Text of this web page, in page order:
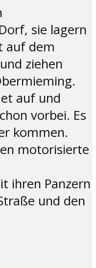
sie lagern
auf dem
ziehen
auf und
vorbei. Es
kommen.
motorisierte
ihren Panzern
und den